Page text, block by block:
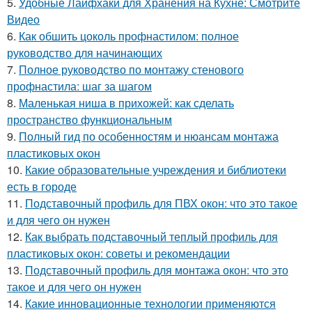
Видео
6. Как обшить цоколь профнастилом: полное
руководство для начинающих
7. Полное руководство по монтажу стенового
профнастила: шаг за шагом
8. Маленькая ниша в прихожей: как сделать
пространство функциональным
9. Полный гид по особенностям и нюансам монтажа
пластиковых окон
10. Какие образовательные учреждения и библиотеки
есть в городе
11. Подставочный профиль для ПВХ окон: что это такое
и для чего он нужен
12. Как выбрать подставочный теплый профиль для
пластиковых окон: советы и рекомендации
13. Подставочный профиль для монтажа окон: что это
такое и для чего он нужен
14. Какие инновационные технологии применяются